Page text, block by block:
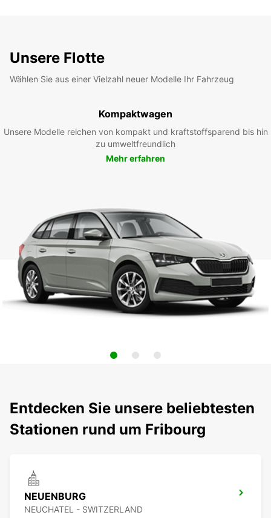
Unsere Flotte
Wählen Sie aus einer Vielzahl neuer Modelle Ihr Fahrzeug
Kompaktwagen
Unsere Modelle reichen von kompakt und kraftstoffsparend bis hin
zu umweltfreundlich
Mehr erfahren
Entdecken Sie unsere beliebtesten
Stationen rund um Fribourg
NEUENBURG
NEUCHATEL - SWITZERLAND